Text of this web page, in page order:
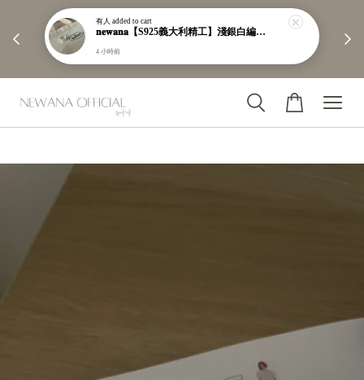
        【分享購物評價💬】贈$30元購物金
有人 added to cart
𝐧𝐞𝐰𝐚𝐧𝐚【S925義大利精工】淺銀白編織紋寬版戒指｜粗戒指｜顯白｜開口戒｜現貨＋預購【n919】
4 小時前